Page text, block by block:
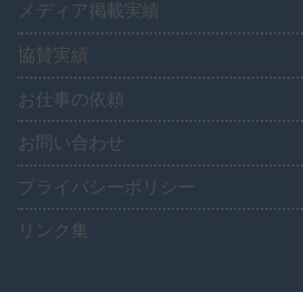
メディア掲載実績
協賛実績
お仕事の依頼
お問い合わせ
プライバシーポリシー
リンク集